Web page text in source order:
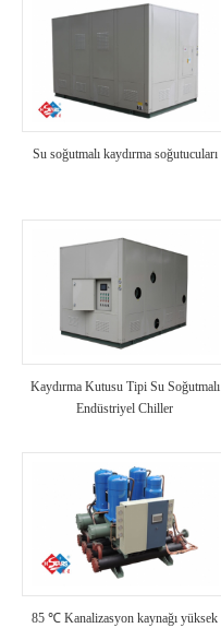
Su soğutmalı kaydırma soğutucuları
Kaydırma Kutusu Tipi Su Soğutmalı
Endüstriyel Chiller
85 ℃ Kanalizasyon kaynağı yüksek